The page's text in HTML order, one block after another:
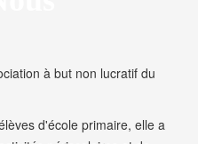
à but non lucratif du
d'école primaire, elle a